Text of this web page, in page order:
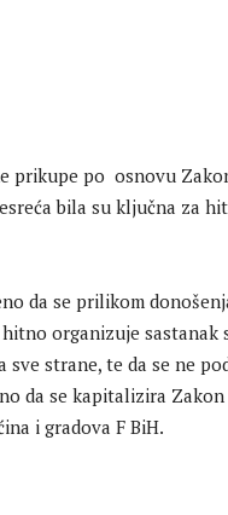
prikupe po osnovu
bila su ključna za
da se prilikom
organizuje sastanak
sve strane, te da se ne
da se kapitalizira
i gradova F BiH.